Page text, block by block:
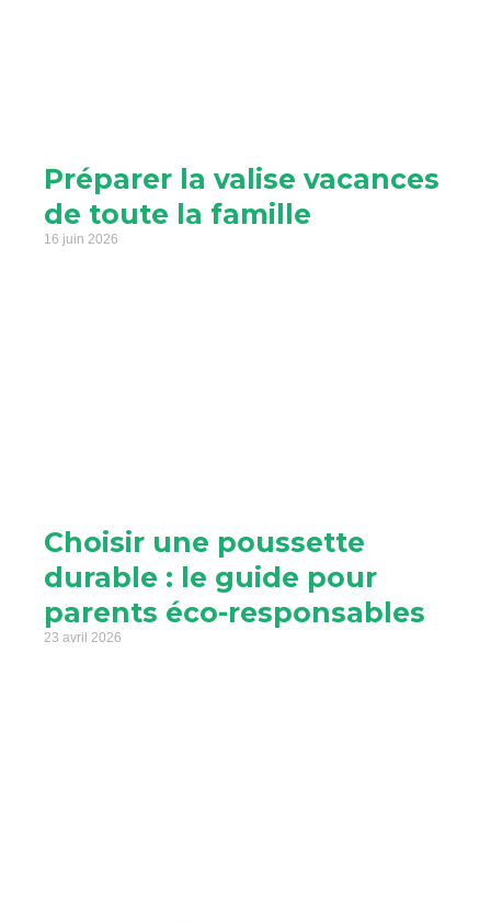
Préparer la valise vacances
de toute la famille
16 juin 2026
Choisir une poussette
durable : le guide pour
parents éco-responsables
23 avril 2026